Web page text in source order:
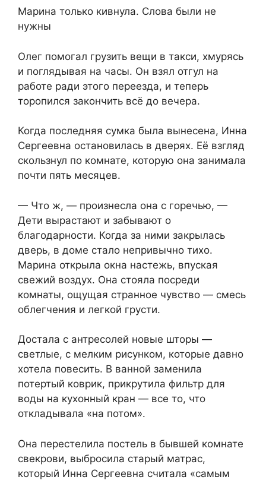
Марина только кивнула. Слова были не
нужны
Олег помогал грузить вещи в такси, хмурясь
и поглядывая на часы. Он взял отгул на
работе ради этого переезда, и теперь
торопился закончить всё до вечера.
Когда последняя сумка была вынесена, Инна
Сергеевна остановилась в дверях. Её взгляд
скользнул по комнате, которую она занимала
почти пять месяцев.
— Что ж, — произнесла она с горечью, —
Дети вырастают и забывают о
благодарности. Когда за ними закрылась
дверь, в доме стало непривычно тихо.
Марина открыла окна настежь, впуская
свежий воздух. Она стояла посреди
комнаты, ощущая странное чувство — смесь
облегчения и легкой грусти.
Достала с антресолей новые шторы —
светлые, с мелким рисунком, которые давно
хотела повесить. В ванной заменила
потертый коврик, прикрутила фильтр для
воды на кухонный кран — все то, что
откладывала «на потом».
Она перестелила постель в бывшей комнате
свекрови, выбросила старый матрас,
который Инна Сергеевна считала «самым